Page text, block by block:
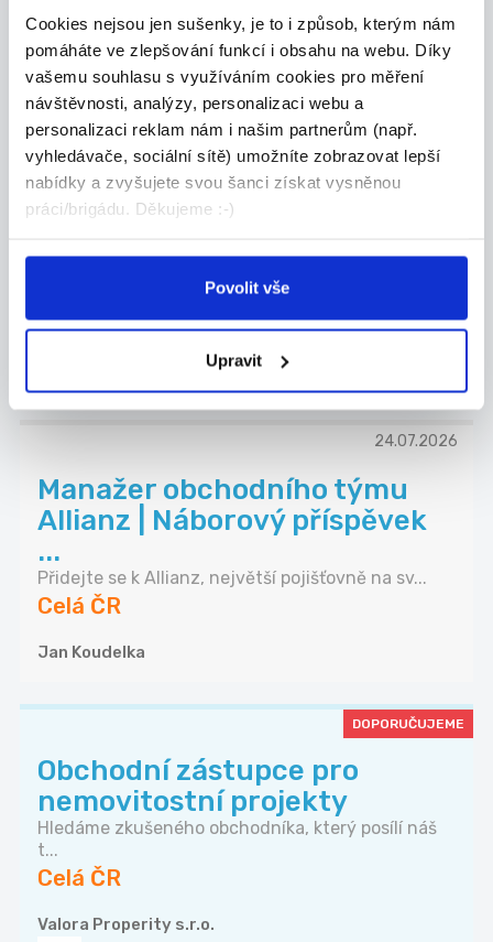
Cookies nejsou jen sušenky, je to i způsob, kterým nám
pomáháte ve zlepšování funkcí i obsahu na webu. Díky
vašemu souhlasu s využíváním cookies pro měření
návštěvnosti, analýzy, personalizaci webu a
personalizaci reklam nám i našim partnerům (např.
vyhledávače, sociální sítě) umožníte zobrazovat lepší
nabídky a zvyšujete svou šanci získat vysněnou
práci/brigádu. Děkujeme :-)
Povolit vše
Upravit
Grafton Recruitment s.r.o.
24.07.2026
SKLADNÍK | 32 000 Kč | Bez
nočních směn
Grafton Recruitment s.r.o.
24.07.2026
Manažer obchodního týmu
Allianz | Náborový příspěvek
...
Přidejte se k Allianz, největší pojišťovně na sv...
Celá ČR
Jan Koudelka
DOPORUČUJEME
Obchodní zástupce pro
nemovitostní projekty
Hledáme zkušeného obchodníka, který posílí náš
t...
Celá ČR
Valora Properity s.r.o.